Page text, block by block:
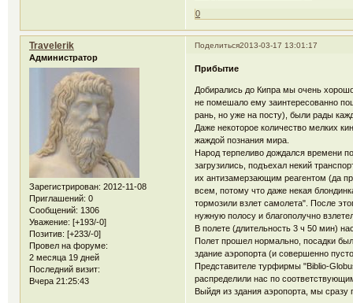
0
Поделиться2013-03-17 13:01:17
Travelerik
Администратор
Зарегистрирован: 2012-11-08
Приглашений: 0
Сообщений: 1306
Уважение: [+193/-0]
Позитив: [+233/-0]
Провел на форуме:
2 месяца 19 дней
Последний визит:
Вчера 21:25:43
Прибытие
Добирались до Кипра мы очень
не помешало ему заинтересованно
рань, но уже на посту), были рады
Даже некоторое количество мелких
жаждой познания мира.
Народ терпеливо дождался времени
загрузились, подъехал некий
их антизамерзающим реагентом (да
всем, потому что даже некая
тормозили взлет самолета". После
нужную полосу и благополучно
В полете (длительность 3 ч 50 мин)
Полет прошел нормально, посадки
здание аэропорта (и совершенно
Представителе турфирмы "Biblio-
распределили нас по
Выйдя из здания аэропорта, мы